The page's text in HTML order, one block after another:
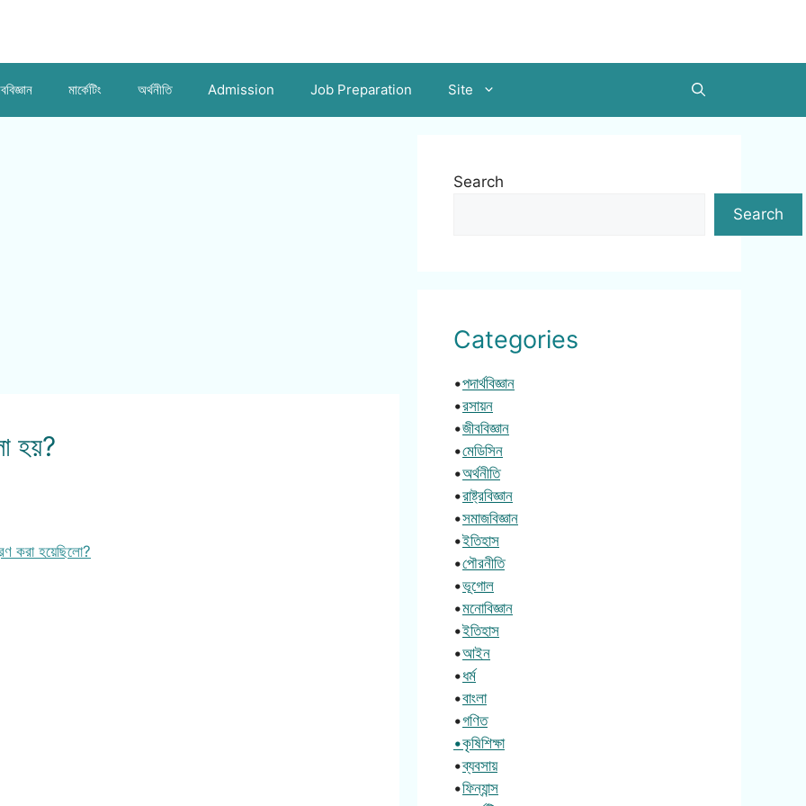
মার্কেটিং অর্থনীতি Admission Job Preparation Site
হয়?
করা হয়েছিলো?
Search
Search
Categories
•পদার্থবিজ্ঞান
•রসায়ন
•জীববিজ্ঞান
•মেডিসিন
•অর্থনীতি
•রাষ্ট্রবিজ্ঞান
•সমাজবিজ্ঞান
•ইতিহাস
•পৌরনীতি
•ভূগোল
•মনোবিজ্ঞান
•ইতিহাস
•আইন
•ধর্ম
•বাংলা
•গণিত
•কৃষিশিক্ষা
•ব্যবসায়
•ফিন্যান্স